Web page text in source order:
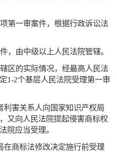
第一审案件，根据行政诉讼法
，由中级以上人民法院管辖。
区的实际情况，经最高人民法
1-2个基层人民法院受理第一审
利害关系人向国家知识产权局
又向人民法院提起侵害商标权
院应当受理。
在商标法修改决定施行前受理